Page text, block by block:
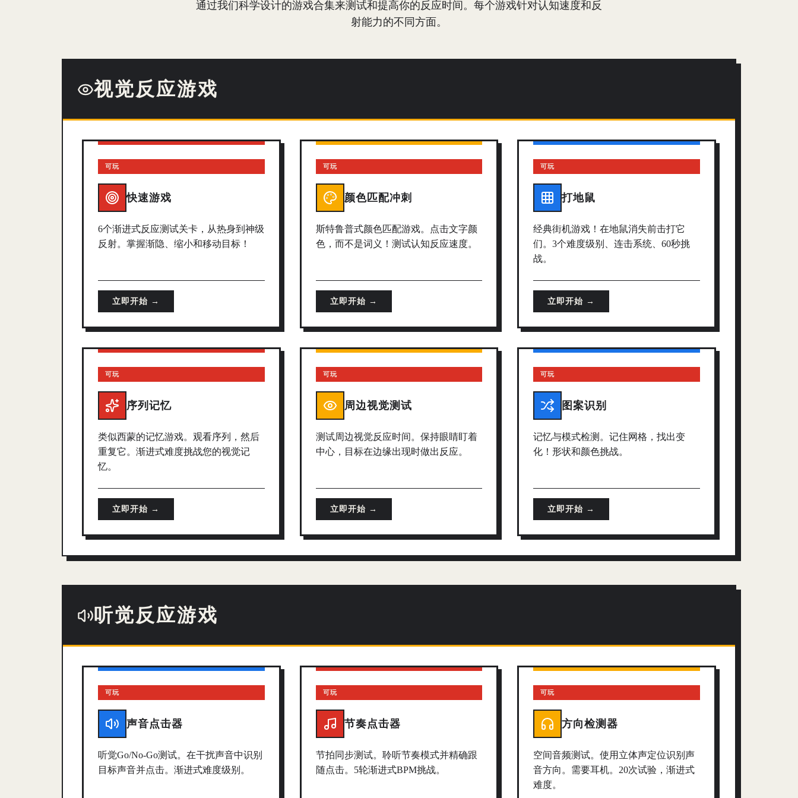
通过我们科学设计的游戏合集来测试和提高你的反应时间。每个游戏针对认知速度和反
射能力的不同方面。
视觉反应游戏
可玩
快速游戏
6个渐进式反应测试关卡，从热身到神级
反射。掌握渐隐、缩小和移动目标！
立即开始 →
可玩
颜色匹配冲刺
斯特鲁普式颜色匹配游戏。点击文字颜
色，而不是词义！测试认知反应速度。
立即开始 →
可玩
打地鼠
经典街机游戏！在地鼠消失前击打它
们。3个难度级别、连击系统、60秒挑
战。
立即开始 →
可玩
序列记忆
类似西蒙的记忆游戏。观看序列，然后
重复它。渐进式难度挑战您的视觉记
忆。
立即开始 →
可玩
周边视觉测试
测试周边视觉反应时间。保持眼睛盯着
中心，目标在边缘出现时做出反应。
立即开始 →
可玩
图案识别
记忆与模式检测。记住网格，找出变
化！形状和颜色挑战。
立即开始 →
听觉反应游戏
可玩
声音点击器
听觉Go/No-Go测试。在干扰声音中识别
目标声音并点击。渐进式难度级别。
可玩
节奏点击器
节拍同步测试。聆听节奏模式并精确跟
随点击。5轮渐进式BPM挑战。
可玩
方向检测器
空间音频测试。使用立体声定位识别声
音方向。需要耳机。20次试验，渐进式
难度。